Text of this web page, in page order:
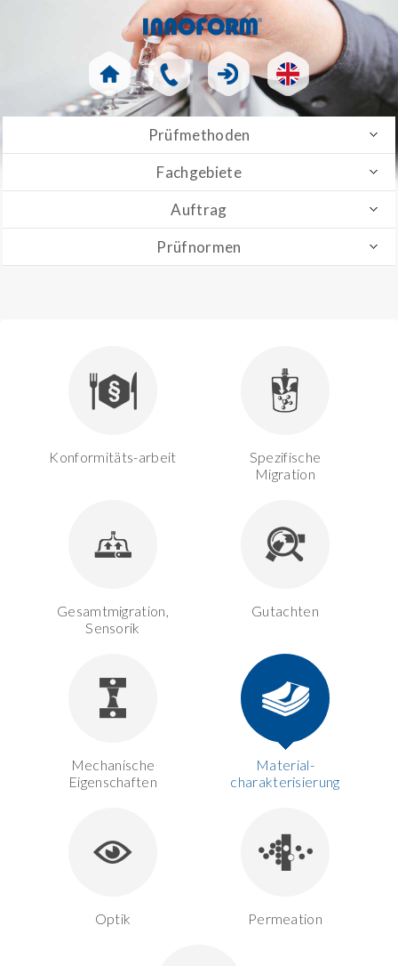
Prüfmethoden
Fachgebiete
Auftrag
Prüfnormen
Konformitäts-arbeit
Spezifische
Migration
Gesamtmigration,
Sensorik
Gutachten
Mechanische
Eigenschaften
Material-
charakterisierung
Optik Permeation